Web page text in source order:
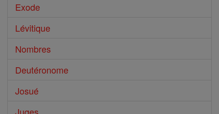
Exode
Lévitique
Nombres
Deutéronome
Josué